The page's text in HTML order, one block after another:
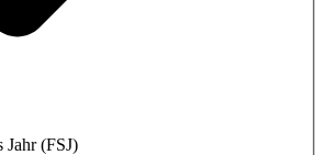
Jahr (FSJ)